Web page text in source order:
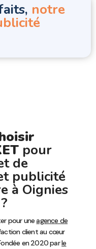
notre
pour
de
publicité
à Oignies
pour uneagence de
client au cœur
en 2020 parle